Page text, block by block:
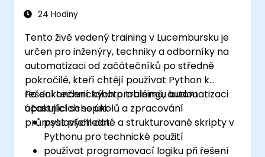
využitím analýz založených na umělé
24 Hodiny
Tento živě vedený training v Lucembursku je
určen pro inženýry, techniky a odborníky na
automatizaci od začátečníků po středně
pokročilé, kteří chtějí používat Python k
řešení technických problémů, automatizaci
opakujících se úkolů a zpracování
průmyslových dat.
Po dokončení tohoto trainingu budou
účastníci schopni:
psát přehledné a strukturované skripty v
Pythonu pro technické použití
používat programovací logiku při řešení